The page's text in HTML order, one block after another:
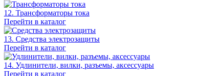
12. Трансформаторы тока
Перейти в каталог
13. Средства электрозащиты
Перейти в каталог
14. Удлинители, вилки, разъемы, аксессуары
Перейти в каталог